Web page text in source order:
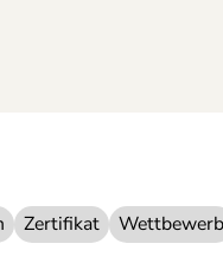
Zertifikat Wettbewerb